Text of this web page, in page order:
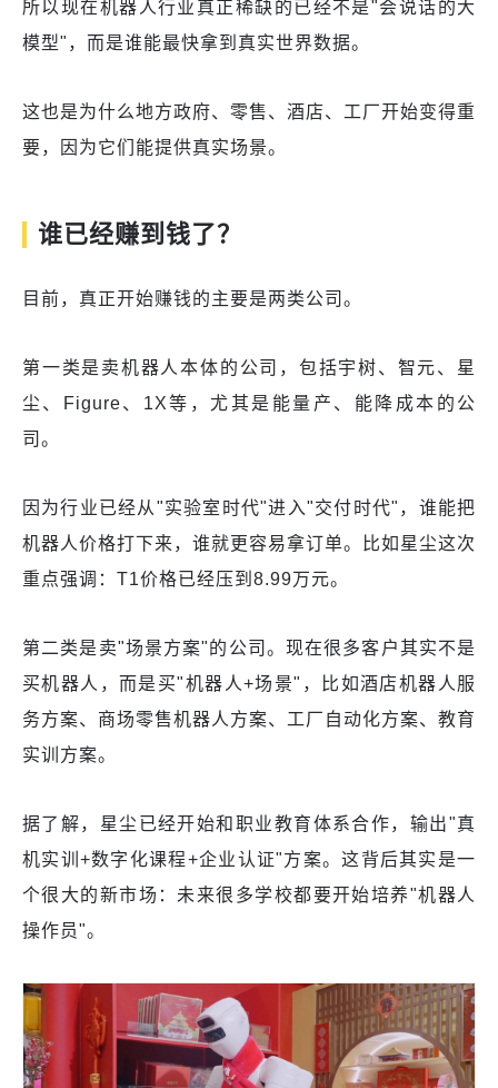
所以现在机器人行业真正稀缺的已经不是"会说话的大
模型"，而是谁能最快拿到真实世界数据。
这也是为什么地方政府、零售、酒店、工厂开始变得重
要，因为它们能提供真实场景。
谁已经赚到钱了？
目前，真正开始赚钱的主要是两类公司。
第一类是卖机器人本体的公司，包括宇树、智元、星
尘、Figure、1X等，尤其是能量产、能降成本的公
司。
因为行业已经从"实验室时代"进入"交付时代"，谁能把
机器人价格打下来，谁就更容易拿订单。比如星尘这次
重点强调：T1价格已经压到8.99万元。
第二类是卖"场景方案"的公司。现在很多客户其实不是
买机器人，而是买"机器人+场景"，比如酒店机器人服
务方案、商场零售机器人方案、工厂自动化方案、教育
实训方案。
据了解，星尘已经开始和职业教育体系合作，输出"真
机实训+数字化课程+企业认证"方案。这背后其实是一
个很大的新市场：未来很多学校都要开始培养"机器人
操作员"。